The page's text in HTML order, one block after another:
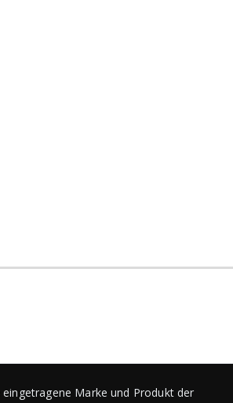
Marke und Produkt der